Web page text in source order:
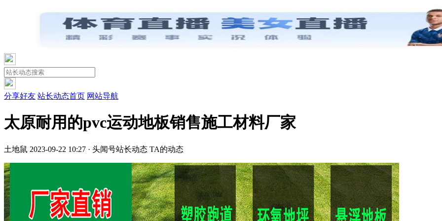
分享好友 站长动态首页 网站导航
太原耐用的pvc运动地板销售施工材料厂家
土地鼠 2023-09-22 10:27 · 头闻号站长动态 TA的动态